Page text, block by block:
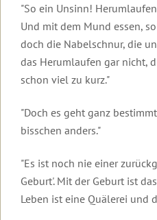
Themenwelten
Basis
Seminare
Erfolg,
Fülle
Körper,
&
Leben
könnte
so
schön
sein,
Der
der
Welt
beginnt
in
Weitere
Informationen
zu
Urlaubsseminaren
Organisatorisches
&
Unser
Seminarhotel
Flugbuchung
und
Flughafentransfer
zur
Transformations-
Therapie
Entwicklung
Therapie
Geistige
Grundlagen
Transformations-
Therapie
Menschenbild
Einleitung
zur
Rückmeldungen
Dein
Einleitung
Organisatorische
Daten
Kosten
und
Hotels
Rückmeldungen
Ausbildung
in
Transformations-
Therapie
Einleitung
der
Inhalte
Ausbildung
in
Transformations-
Einleitung
Grundlagen
Weitere
Informationen
und
Transformations-
Coaches
für
die
Wirtschaft
Häufig
gestellte
Fragen
Infomaterial
und
Gästebuch
Eintrag
Gästebuch
Überblick
Videos
mit
Robert
Betz
Einleitung
Kurzvorträge
Meditationen
Kostenfreie
E-
Books
Online-
Seminar-
Aufzeichnungen
"So ein Unsinn!
Und mit dem Mund essen,
doch die Nabelschnur, die
das Herumlaufen gar nicht,
schon viel zu kurz."
"Doch es geht ganz
bisschen anders."
"Es ist noch nie einer
Geburt'. Mit der Geburt ist
Leben ist eine Quälerei und